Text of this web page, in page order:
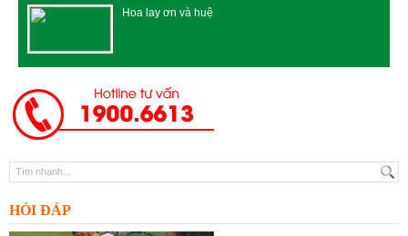
Hoa lay ơn và huệ
HỎI ĐÁP